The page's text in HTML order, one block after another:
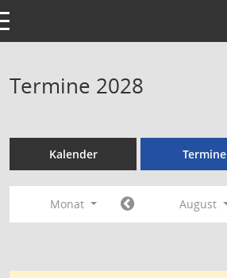
navigation
Termine 2028
Kalender Termine
Monat August